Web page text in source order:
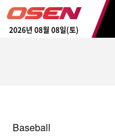
2026년 08월 08일(토)
Baseball